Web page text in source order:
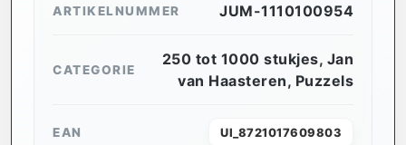
ARTIKELNUMMER JUM-1110100954
CATEGORIE
250 tot 1000 stukjes, Jan
van Haasteren, Puzzels
EAN UI_8721017609803